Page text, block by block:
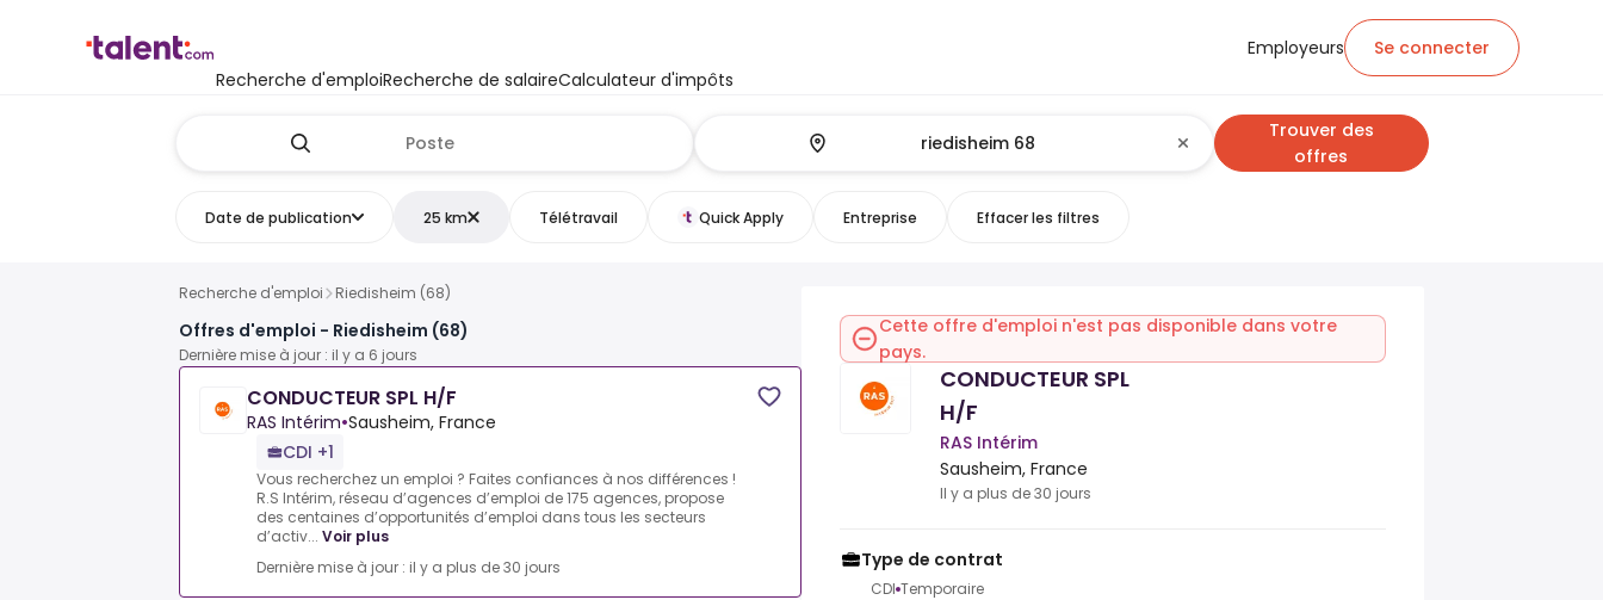
Recherche d'emploiRecherche de salaireCalculateur d'impôts
Employeurs Se connecter
Trouver des
offres
Date de publication 25 km Télétravail Quick Apply Entreprise Effacer les filtres
Recherche d'emploi Riedisheim (68)
Offres d'emploi - Riedisheim (68)
Dernière mise à jour : il y a 6 jours
CONDUCTEUR SPL H/F
RAS Intérim•Sausheim, France
CDI +1
Vous recherchez un emploi ? Faites confiances à nos différences !
R.S Intérim, réseau d’agences d’emploi de 175 agences, propose
des centaines d’opportunités d’emploi dans tous les secteurs
d’activ... Voir plus
Dernière mise à jour : il y a plus de 30 jours
Cette offre d'emploi n'est pas disponible dans votre
pays.
CONDUCTEUR SPL
H/F
RAS Intérim
Sausheim, France
Il y a plus de 30 jours
Type de contrat
CDI Temporaire